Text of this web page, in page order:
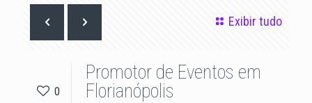
Exibir tudo
0
Promotor de Eventos em
Florianópolis